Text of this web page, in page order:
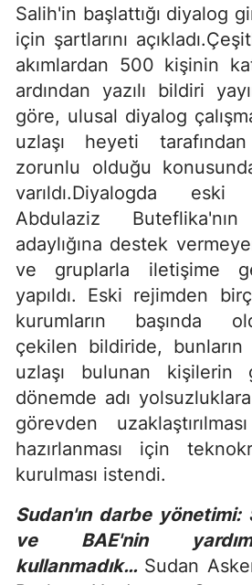
Salih'in başlattığı diyalog
için şartlarını
akımlardan 500 kişinin
ardından yazılı bildiri
göre, ulusal diyalog
uzlaşı heyeti
zorunlu olduğu
varıldı.Diyalogda eski
Abdulaziz
adaylığına destek
ve gruplarla iletişime
yapıldı. Eski rejimden
kurumların başında
çekilen bildiride,
uzlaşı bulunan kişilerin
dönemde adı
görevden
hazırlanması için
kurulması istendi.
Sudan'ın darbe
ve BAE'nin
kullanmadık… Sudan